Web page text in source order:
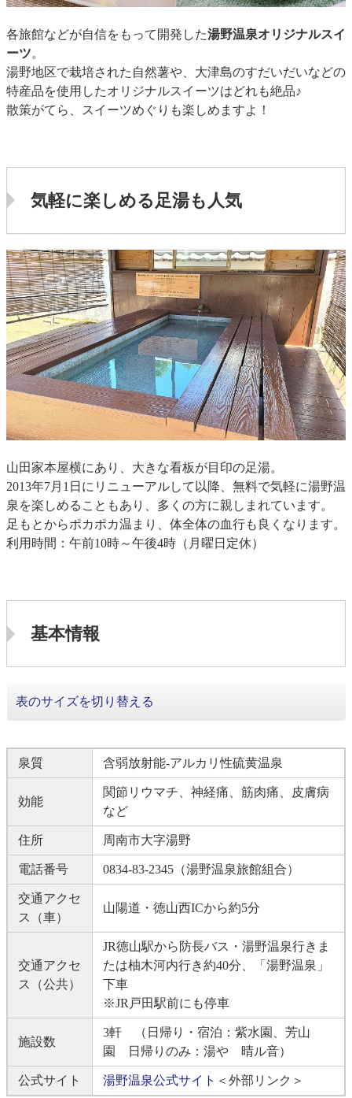
各旅館などが自信をもって開発した湯野温泉オリジナルスイ
ーツ。
湯野地区で栽培された自然薯や、大津島のすだいだいなどの
特産品を使用したオリジナルスイーツはどれも絶品♪
散策がてら、スイーツめぐりも楽しめますよ！
気軽に楽しめる足湯も人気
山田家本屋横にあり、大きな看板が目印の足湯。
2013年7月1日にリニューアルして以降、無料で気軽に湯野温
泉を楽しめることもあり、多くの方に親しまれています。
足もとからポカポカ温まり、体全体の血行も良くなります。
利用時間：午前10時～午後4時（月曜日定休）
基本情報
表のサイズを切り替える
泉質 含弱放射能-アルカリ性硫黄温泉
効能
関節リウマチ、神経痛、筋肉痛、皮膚病
など
住所 周南市大字湯野
電話番号 0834-83-2345（湯野温泉旅館組合）
交通アクセ
ス（車）
山陽道・徳山西ICから約5分
交通アクセ
ス（公共）
JR徳山駅から防長バス・湯野温泉行きま
たは柚木河内行き約40分、「湯野温泉」
下車
※JR戸田駅前にも停車
施設数
3軒 （日帰り・宿泊：紫水園、芳山
園 日帰りのみ：湯や 晴ル音）
公式サイト 湯野温泉公式サイト ＜外部リンク＞